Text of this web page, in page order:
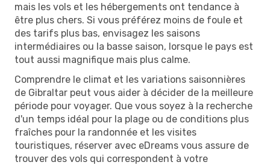
mais les vols et les hébergements ont tendance à
être plus chers. Si vous préférez moins de foule et
des tarifs plus bas, envisagez les saisons
intermédiaires ou la basse saison, lorsque le pays est
tout aussi magnifique mais plus calme.
Comprendre le climat et les variations saisonnières
de Gibraltar peut vous aider à décider de la meilleure
période pour voyager. Que vous soyez à la recherche
d'un temps idéal pour la plage ou de conditions plus
fraîches pour la randonnée et les visites
touristiques, réserver avec eDreams vous assure de
trouver des vols qui correspondent à votre